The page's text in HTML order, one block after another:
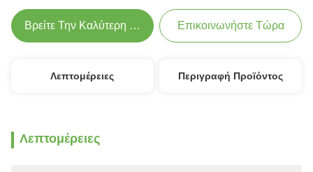
Βρείτε Την Καλύτερη Τιμή Επικοινωνήστε Τώρα
Λεπτομέρειες Περιγραφή Προϊόντος
Λεπτομέρειες